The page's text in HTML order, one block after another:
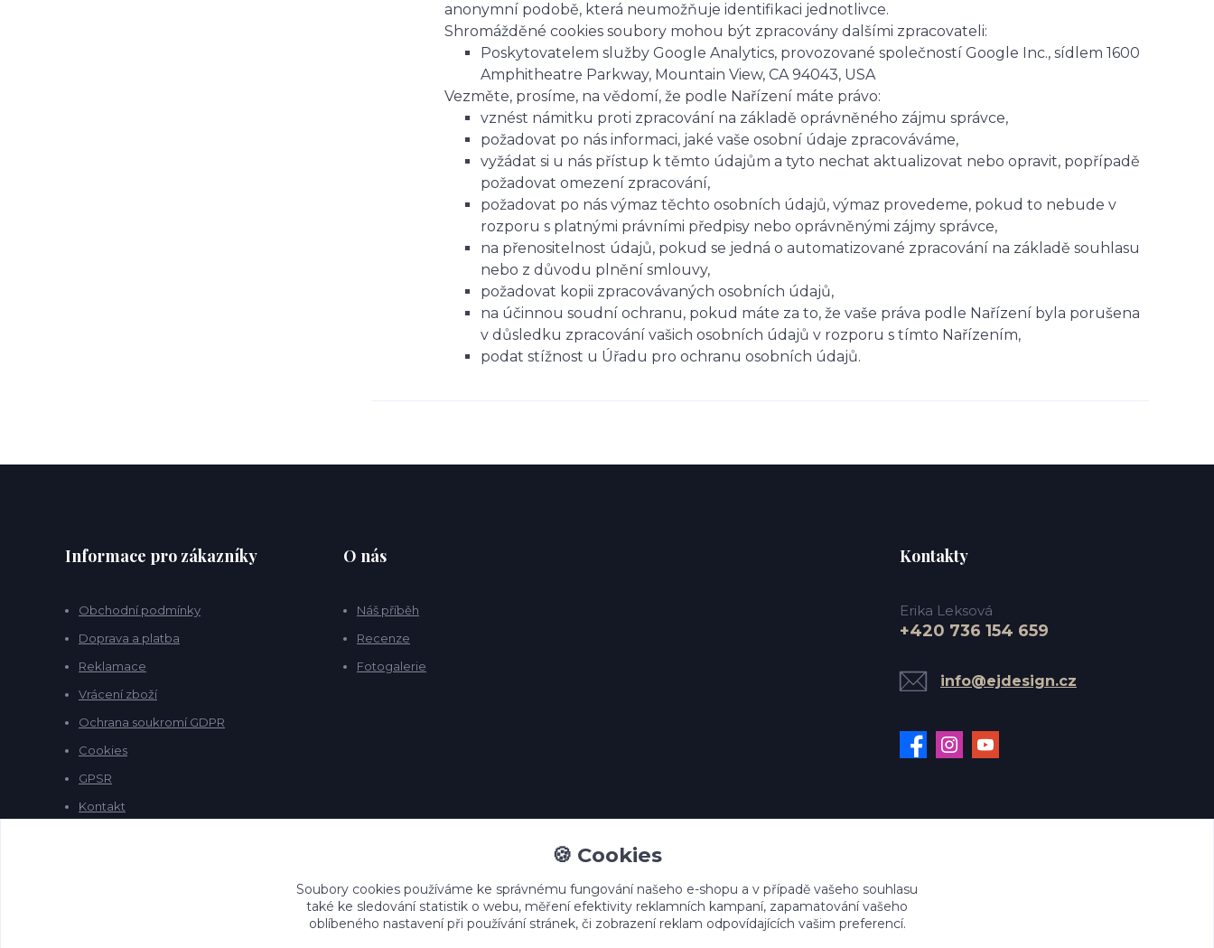
anonymní podobě, která neumožňuje identifikaci jednotlivce.
Shromážděné cookies soubory mohou být zpracovány dalšími zpracovateli:
Poskytovatelem služby Google Analytics, provozované společností Google Inc., sídlem 1600
Amphitheatre Parkway, Mountain View, CA 94043, USA
Vezměte, prosíme, na vědomí, že podle Nařízení máte právo:
vznést námitku proti zpracování na základě oprávněného zájmu správce,
požadovat po nás informaci, jaké vaše osobní údaje zpracováváme,
vyžádat si u nás přístup k těmto údajům a tyto nechat aktualizovat nebo opravit, popřípadě
požadovat omezení zpracování,
požadovat po nás výmaz těchto osobních údajů, výmaz provedeme, pokud to nebude v
rozporu s platnými právními předpisy nebo oprávněnými zájmy správce,
na přenositelnost údajů, pokud se jedná o automatizované zpracování na základě souhlasu
nebo z důvodu plnění smlouvy,
požadovat kopii zpracovávaných osobních údajů,
na účinnou soudní ochranu, pokud máte za to, že vaše práva podle Nařízení byla porušena
v důsledku zpracování vašich osobních údajů v rozporu s tímto Nařízením,
podat stížnost u Úřadu pro ochranu osobních údajů.
Informace pro zákazníky
Obchodní podmínky
Doprava a platba
Reklamace
Vrácení zboží
Ochrana soukromí GDPR
Cookies
GPSR
Kontakt
O nás
Náš příběh
Recenze
Fotogalerie
Kontakty
Erika Leksová
+420 736 154 659
info@ejdesign.cz
🍪 Cookies
Soubory cookies používáme ke správnému fungování našeho e-shopu a v případě vašeho souhlasu
také ke sledování statistik o webu, měření efektivity reklamních kampaní, zapamatování vašeho
oblíbeného nastavení při používání stránek, či zobrazení reklam odpovídajících vašim preferencí.